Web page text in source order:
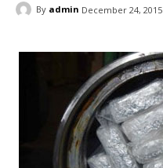
By admin December 24, 2015